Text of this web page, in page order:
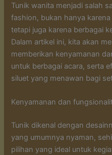
Tunik wanita menjadi salah
fashion, bukan hanya
tetapi juga karena berbagai
Dalam artikel ini, kita akan
memberikan kenyamanan
untuk berbagai acara, serta
siluet yang menawan bagi
Kenyamanan dan
Tunik dikenal dengan
yang umumnya nyaman,
pilihan yang ideal untuk